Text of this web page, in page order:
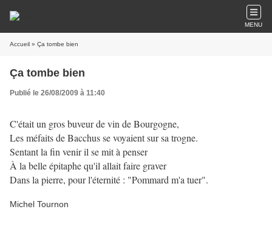
MENU
Accueil » Ça tombe bien
Ça tombe bien
Publié le 26/08/2009 à 11:40
C'était un gros buveur de vin de Bourgogne,
Les méfaits de Bacchus se voyaient sur sa trogne.
Sentant la fin venir il se mit à penser
À la belle épitaphe qu'il allait faire graver
Dans la pierre, pour l'éternité : "Pommard m'a tuer".
Michel Tournon